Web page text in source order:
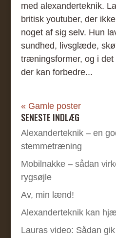
med alexanderteknik.
britisk youtuber, der
noget af sig selv. Hun
sundhed, livsglæde,
træningsformer, og i det
der kan forbedre...
« Gamle poster
SENESTE INDLÆG
Alexanderteknik – en
stemmetræning
Mobilnakke – sådan
rygsøjle
Av, min lænd!
Alexanderteknik kan
Lauras video: Sådan